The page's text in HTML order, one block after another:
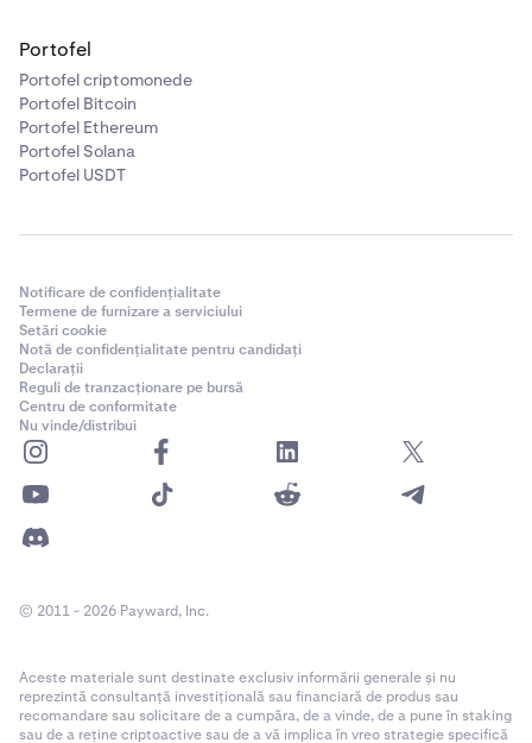
Portofel
Portofel criptomonede
Portofel Bitcoin
Portofel Ethereum
Portofel Solana
Portofel USDT
Notificare de confidențialitate
Termene de furnizare a serviciului
Setări cookie
Notă de confidențialitate pentru candidați
Declarații
Reguli de tranzacționare pe bursă
Centru de conformitate
Nu vinde/distribui
© 2011 - 2026 Payward, Inc.
Aceste materiale sunt destinate exclusiv informării generale și nu
reprezintă consultanță investițională sau financiară de produs sau
recomandare sau solicitare de a cumpăra, de a vinde, de a pune în staking
sau de a reține criptoactive sau de a vă implica în vreo strategie specifică